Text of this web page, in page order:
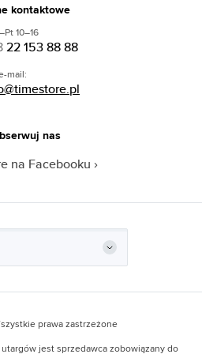
kontaktowe
10–16
22 153 88 88
mail:
nas
na Facebooku
prawa zastrzeżone
jest sprzedawca zobowiązany do